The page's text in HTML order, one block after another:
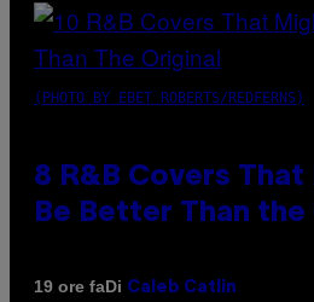
(PHOTO BY EBET ROBERTS/REDFERNS)
8 R&B Covers
Be Better Than the
19 ore faDi Caleb Catlin